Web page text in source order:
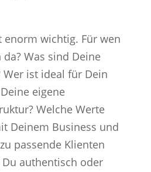
enorm wichtig. Für wen
Was sind Deine
Wer ist ideal für Dein
eigene
Welche Werte
Deinem Business und
passende Klienten
authentisch oder